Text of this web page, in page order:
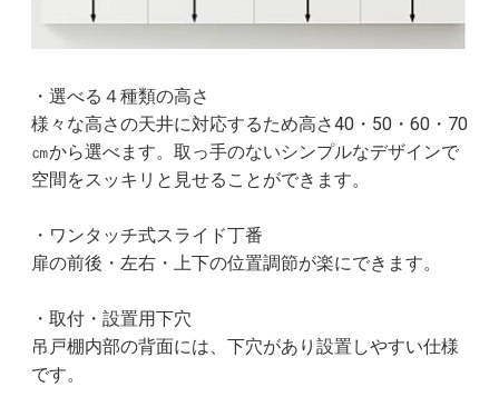
・選べる４種類の高さ
様々な高さの天井に対応するため高さ40・50・60・70
㎝から選べます。取っ手のないシンプルなデザインで
空間をスッキリと見せることができます。
・ワンタッチ式スライド丁番
扉の前後・左右・上下の位置調節が楽にできます。
・取付・設置用下穴
吊戸棚内部の背面には、下穴があり設置しやすい仕様
です。